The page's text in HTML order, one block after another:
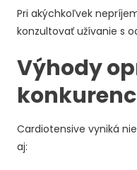
Pri akýchkoľvek
konzultovať užívanie s
Výhody
Cardiotensive vyniká
aj: